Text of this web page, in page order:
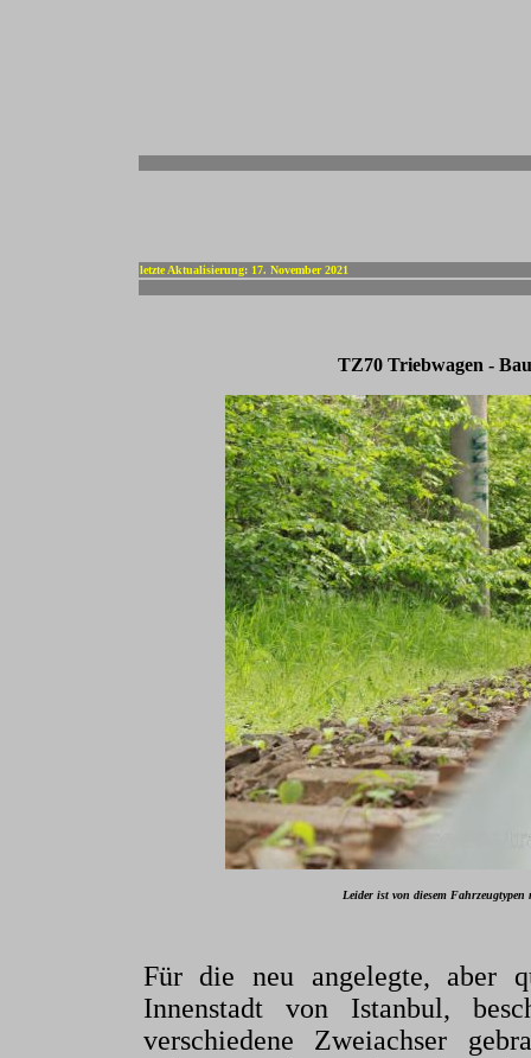
letzte Aktualisierung: 17. November 2021
TZ70 Triebwagen -
Leider ist von diesem
Für die neu angelegte, aber
Innenstadt von Istanbul,
verschiedene Zweiachser